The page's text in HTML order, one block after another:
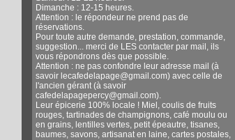
Dimanche : 12-15 heures.
Attention : le répondeur ne prend pas de
réservations.
Pour toute autre demande, prestation, commande,
suggestion... merci de LES contacter par mail, ils
vous répondrons dès que possible.
Attention : ne pas confondre leur adresse mail (à
savoir lecafedelapage@gmail.com) avec celle de
l'ancien gérant (à savoir
cafedelapagepercy@gmail.com).
Leur épicerie 100% locale ! Miel, coulis de fruits
rouges, tartinades de champignons, café moulu ou
en grains, lentilles vertes, petit épeautre, tisanes,
baumes, savons, artisanat en laine, cartes postales,